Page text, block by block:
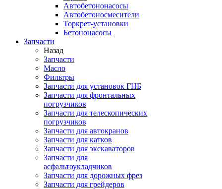
Автобетононасосы
Автобетоносмесители
Торкрет-установки
Бетононасосы
Запчасти
Назад
Запчасти
Масло
Фильтры
Запчасти для установок ГНБ
Запчасти для фронтальных
погрузчиков
Запчасти для телескопических
погрузчиков
Запчасти для автокранов
Запчасти для катков
Запчасти для экскаваторов
Запчасти для
асфальтоукладчиков
Запчасти для дорожных фрез
Запчасти для грейдеров